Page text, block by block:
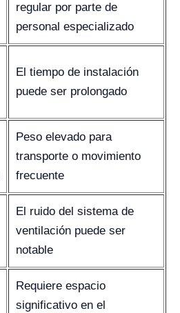
regular por parte de
personal especializado
El tiempo de instalación
puede ser prolongado
Peso elevado para
transporte o movimiento
frecuente
El ruido del sistema de
ventilación puede ser
notable
Requiere espacio
significativo en el